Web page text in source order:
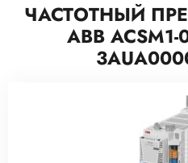
ЧАСТОТНЫЙ
ABB